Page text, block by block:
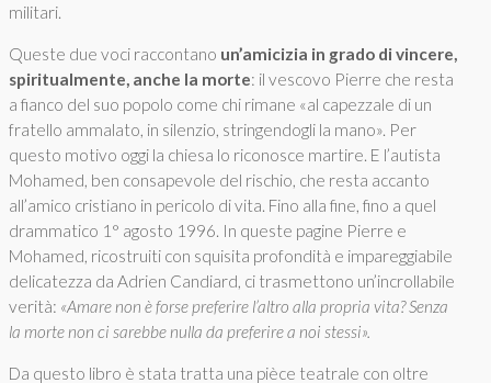
militari.
Queste due voci raccontano un’amicizia in grado di vincere,
spiritualmente, anche la morte: il vescovo Pierre che resta
a fianco del suo popolo come chi rimane «al capezzale di un
fratello ammalato, in silenzio, stringendogli la mano». Per
questo motivo oggi la chiesa lo riconosce martire. E l’autista
Mohamed, ben consapevole del rischio, che resta accanto
all’amico cristiano in pericolo di vita. Fino alla fine, fino a quel
drammatico 1° agosto 1996. In queste pagine Pierre e
Mohamed, ricostruiti con squisita profondità e impareggiabile
delicatezza da Adrien Candiard, ci trasmettono un’incrollabile
verità: «Amare non è forse preferire l’altro alla propria vita? Senza
la morte non ci sarebbe nulla da preferire a noi stessi».
Da questo libro è stata tratta una pièce teatrale con oltre